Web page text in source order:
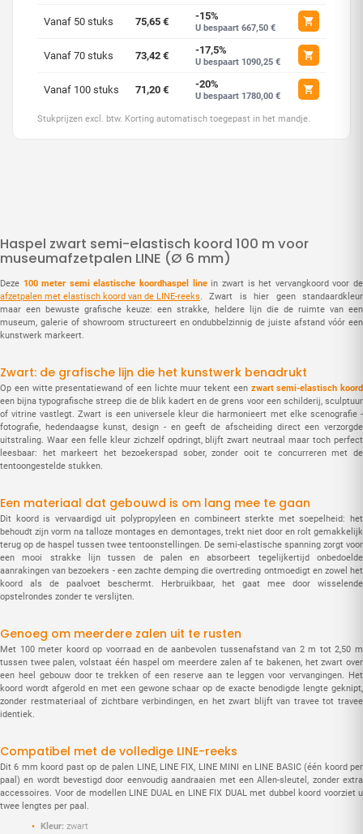
Haspel zwart semi-elastisch koord 100 m voor
museumafzetpalen LINE (Ø 6 mm)
Deze 100 meter semi elastische koordhaspel linein zwart is het vervangkoord voor de
afzetpalen met elastisch koord van de LINE-reeks. Zwart is hier geen standaardkleur
maar een bewuste grafische keuze: een strakke, heldere lijn die de ruimte van een
museum, galerie of showroom structureert en ondubbelzinnig de juiste afstand vóór een
kunstwerk markeert.
Zwart: de grafische lijn die het kunstwerk benadrukt
Op een witte presentatiewand of een lichte muur tekent een zwart semi-elastisch koord
een bijna typografische streep die de blik kadert en de grens voor een schilderij, sculptuur
of vitrine vastlegt. Zwart is een universele kleur die harmonieert met elke scenografie -
fotografie, hedendaagse kunst, design - en geeft de afscheiding direct een verzorgde
uitstraling. Waar een felle kleur zichzelf opdringt, blijft zwart neutraal maar toch perfect
leesbaar: het markeert het bezoekerspad sober, zonder ooit te concurreren met de
tentoongestelde stukken.
Een materiaal dat gebouwd is om lang mee te gaan
Dit koord is vervaardigd uit polypropyleen en combineert sterkte met soepelheid: het
behoudt zijn vorm na talloze montages en demontages, trekt niet door en rolt gemakkelijk
terug op de haspel tussen twee tentoonstellingen. De semi-elastische spanning zorgt voor
een mooi strakke lijn tussen de palen en absorbeert tegelijkertijd onbedoelde
aanrakingen van bezoekers - een zachte demping die overtreding ontmoedigt en zowel het
koord als de paalvoet beschermt. Herbruikbaar, het gaat mee door wisselende
opstelrondes zonder te verslijten.
Genoeg om meerdere zalen uit te rusten
Met 100 meter koord op voorraad en de aanbevolen tussenafstand van 2 m tot 2,50 m
tussen twee palen, volstaat één haspel om meerdere zalen af te bakenen, het zwart over
een heel gebouw door te trekken of een reserve aan te leggen voor vervangingen. Het
koord wordt afgerold en met een gewone schaar op de exacte benodigde lengte geknipt,
zonder restmateriaal of zichtbare verbindingen, en het zwart blijft van travee tot travee
identiek.
Compatibel met de volledige LINE-reeks
Dit 6 mm koord past op de palen LINE, LINE FIX, LINE MINI en LINE BASIC (één koord per
paal) en wordt bevestigd door eenvoudig aandraaien met een Allen-sleutel, zonder extra
accessoires. Voor de modellen LINE DUAL en LINE FIX DUAL met dubbel koord voorziet u
twee lengtes per paal.
Kleur: zwart
Vanaf 50 stuks 75,65 € -15%
U bespaart 667,50 €
Vanaf 70 stuks 73,42 € -17,5%
U bespaart 1090,25 €
Vanaf 100 stuks 71,20 € -20%
U bespaart 1780,00 €
Stukprijzen excl. btw. Korting automatisch toegepast in het mandje.